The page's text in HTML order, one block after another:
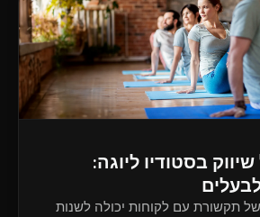
בסטודיו ליוגה:
של תקשורת עם לקוחות יכולה לשנות